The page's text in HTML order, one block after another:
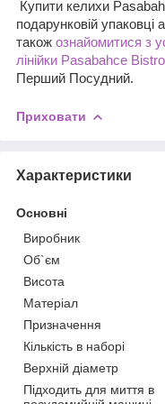
Купити келихи
подарунковій упаковці
також ознайомитися з
лінійки Pasabahce Bistro
Перший Посудний.
Приховати
Характеристики
Основні
Виробник
Об`єм
Висота
Матеріал
Призначення
Кількість в наборі
Верхній діаметр
Підходить для миття в